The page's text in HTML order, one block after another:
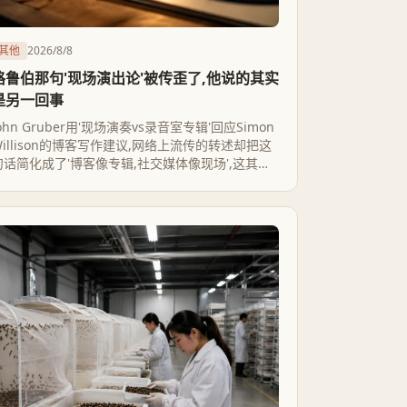
他 2026/8/8
鲁伯那句'现场演出论'被传歪了,他说的其实
另一回事
Gruber用'现场演奏vs录音室专辑'回应Simon
的博客写作建议,网络上流传的转述却把这
话简化成了'博客像专辑,社交媒体像现场',这其实